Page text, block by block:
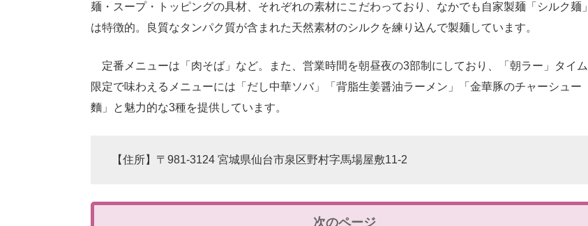
麺・スープ・トッピングの具材、それぞれの素材にこだわっており、なかでも自家製麺「シルク麺」
は特徴的。良質なタンパク質が含まれた天然素材のシルクを練り込んで製麺しています。
定番メニューは「肉そば」など。また、営業時間を朝昼夜の3部制にしており、「朝ラー」タイム
限定で味わえるメニューには「だし中華ソバ」「背脂生姜醤油ラーメン」「金華豚のチャーシュー
麵」と魅力的な3種を提供しています。
【住所】〒981-3124 宮城県仙台市泉区野村字馬場屋敷11-2